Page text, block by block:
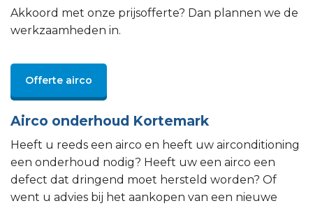
Akkoord met onze prijsofferte? Dan plannen we de
werkzaamheden in.
Offerte airco
Airco onderhoud Kortemark
Heeft u reeds een airco en heeft uw airconditioning
een onderhoud nodig? Heeft uw een airco een
defect dat dringend moet hersteld worden? Of
went u advies bij het aankopen van een nieuwe